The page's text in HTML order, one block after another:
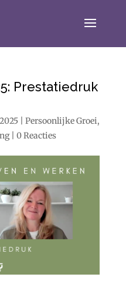
Prestatiedruk
| Persoonlijke Groei,
| 0 Reacties